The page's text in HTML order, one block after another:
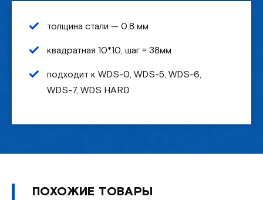
толщина стали — 0.8 мм
квадратная 10*10, шаг = 38мм
подходит к WDS-0, WDS-5, WDS-6,
WDS-7, WDS HARD
ПОХОЖИЕ ТОВАРЫ